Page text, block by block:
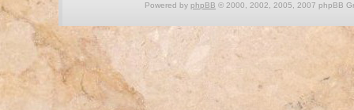
Powered by phpBB © 2000, 2002, 2005, 2007 phpBB